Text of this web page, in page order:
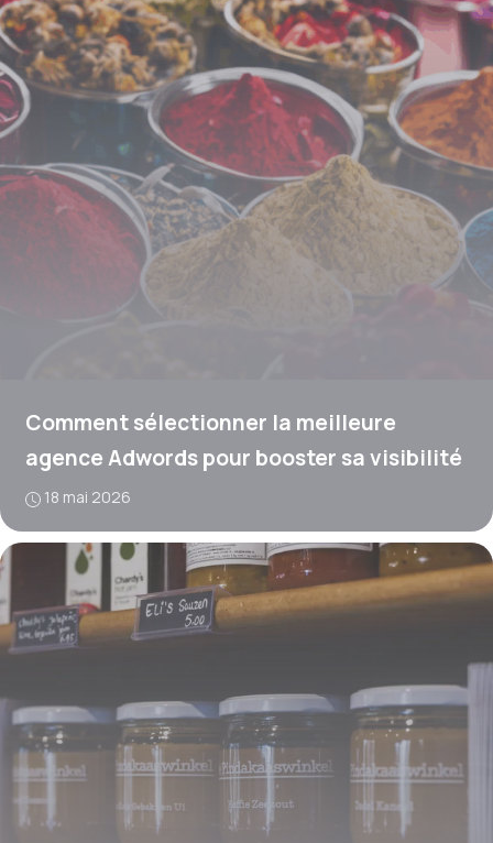
Comment sélectionner la meilleure
agence Adwords pour booster sa visibilité
18 mai 2026